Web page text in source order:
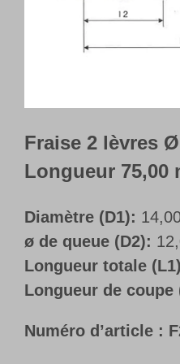
Français
Fraise 2 lèvres
Longueur 75,00
Diamètre (D1):
ø de queue (D2):
Longueur totale
Longueur de coupe
Numéro d’article :